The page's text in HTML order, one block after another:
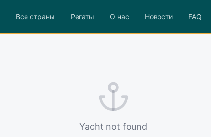
Все страны Регаты О нас Новости FAQ
Yacht not found